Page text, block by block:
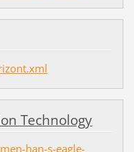
Technology
han-s-eagle-